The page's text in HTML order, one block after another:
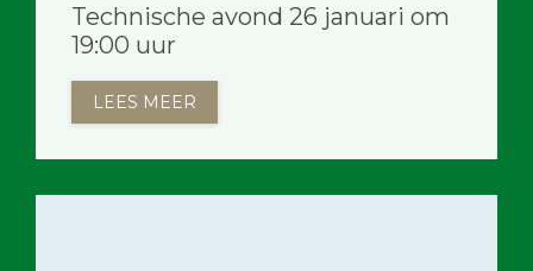
Technische avond 26 januari om
19:00 uur
LEES MEER